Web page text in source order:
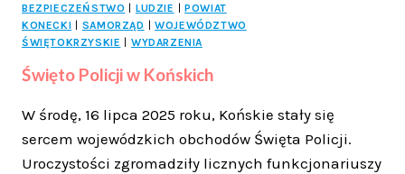
BEZPIECZEŃSTWO LUDZIE
POWIAT
KONECKI
SAMORZĄD
WOJEWÓDZTWO
ŚWIĘTOKRZYSKIE
WYDARZENIA
Święto Policji w Końskich
W środę, 16 lipca 2025 roku, Końskie stały się
sercem wojewódzkich obchodów Święta Policji.
Uroczystości zgromadziły licznych funkcjonariuszy